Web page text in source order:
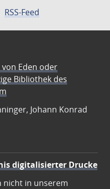
RSS-Feed
von Eden oder
Bibliothek des
Johann Konrad
digitalisierter Drucke
nicht in unserem